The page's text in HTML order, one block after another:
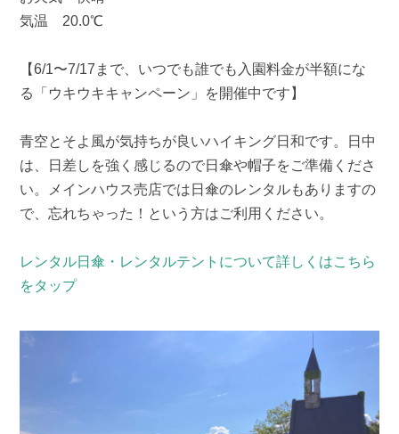
気温 20.0℃
【6/1〜7/17まで、いつでも誰でも入園料金が半額にな
る「ウキウキキャンペーン」を開催中です】
青空とそよ風が気持ちが良いハイキング日和です。日中
は、日差しを強く感じるので日傘や帽子をご準備くださ
い。メインハウス売店では日傘のレンタルもありますの
で、忘れちゃった！という方はご利用ください。
レンタル日傘・レンタルテントについて詳しくはこちら
をタップ